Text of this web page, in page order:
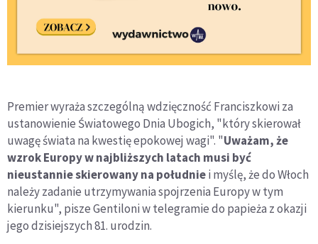
Premier wyraża szczególną wdzięczność Franciszkowi za
ustanowienie Światowego Dnia Ubogich, "który skierował
uwagę świata na kwestię epokowej wagi". "Uważam, że
wzrok Europy w najbliższych latach musi być
nieustannie skierowany na południei myślę, że do Włoch
należy zadanie utrzymywania spojrzenia Europy w tym
kierunku", pisze Gentiloni w telegramie do papieża z okazji
jego dzisiejszych 81. urodzin.